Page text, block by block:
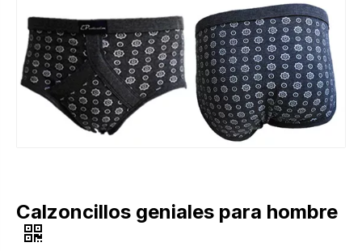
Calzoncillos geniales para hombre